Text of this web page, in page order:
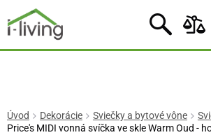
Úvod Dekorácie Sviečky a bytové vône
Price's MIDI vonná svíčka ve skle Warm Oud -